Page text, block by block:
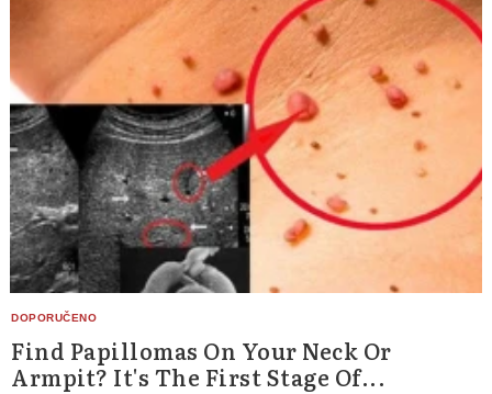
Find Papillomas On Your Neck Or
Armpit? It's The First Stage Of...